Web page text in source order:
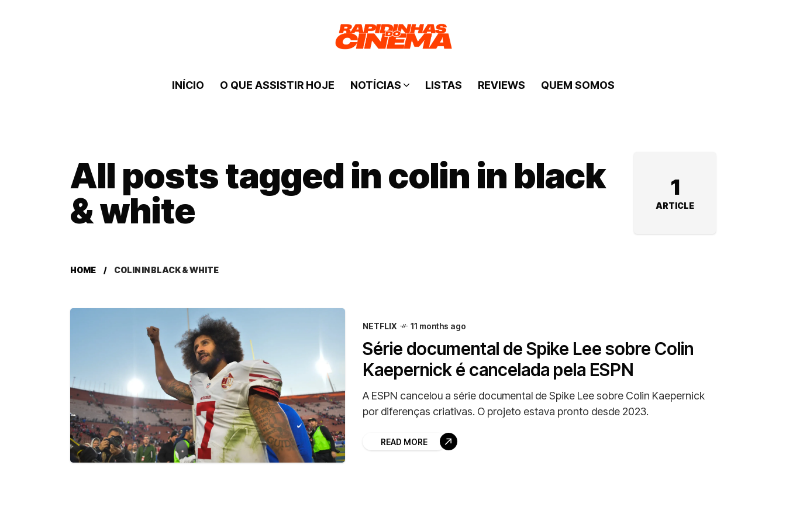
INÍCIO O QUE ASSISTIR HOJE NOTÍCIAS LISTAS REVIEWS QUEM SOMOS
All posts tagged in colin in black
& white
1
ARTICLE
HOME COLIN IN BLACK & WHITE
NETFLIX 11 months ago
Série documental de Spike Lee sobre Colin
Kaepernick é cancelada pela ESPN
A ESPN cancelou a série documental de Spike Lee sobre Colin Kaepernick
por diferenças criativas. O projeto estava pronto desde 2023.
READ MORE